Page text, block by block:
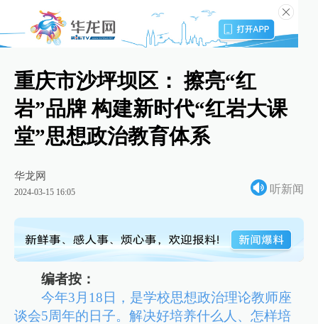
重庆市沙坪坝区： 擦亮“红
岩”品牌 构建新时代“红岩大课
堂”思想政治教育体系
华龙网
2024-03-15 16:05 听新闻
编者按：
今年3月18日，是学校思想政治理论教师座
谈会5周年的日子。解决好培养什么人、怎样培